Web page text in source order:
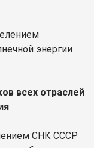
энергии
всех отраслей
СНК СССР